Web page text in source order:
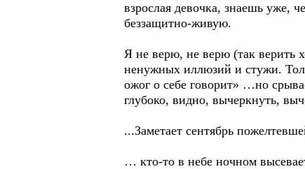
взрослая девочка, знаешь уже,
беззащитно-живую.
Я не верю, не верю (так верить
ненужных иллюзий и стужи.
ожог о себе говорит» …но
глубоко, видно, вычеркнуть,
...Заметает сентябрь
… кто-то в небе ночном